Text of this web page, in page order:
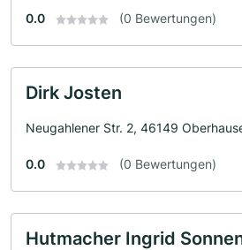
0.0 (0 Bewertungen)
Dirk Josten
Neugahlener Str. 2, 46149
0.0 (0 Bewertungen)
Hutmacher Ingrid